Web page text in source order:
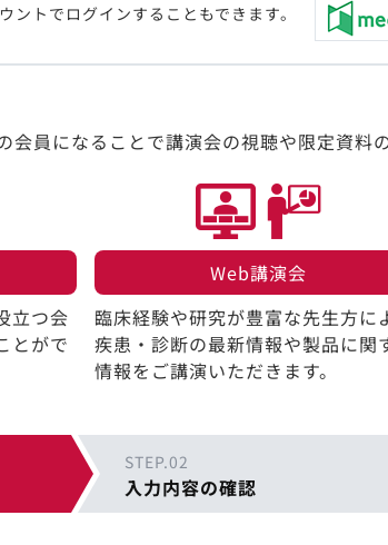
トでログインすることもできます。
会員になることで講演会の視聴や限定資料
立つ会
とがで
Web講演会​
臨床経験や研究が豊富な先生方に
疾患・診断の最新情報や製品に関
情報をご講演いただきます。
STEP.02
入力内容の確認